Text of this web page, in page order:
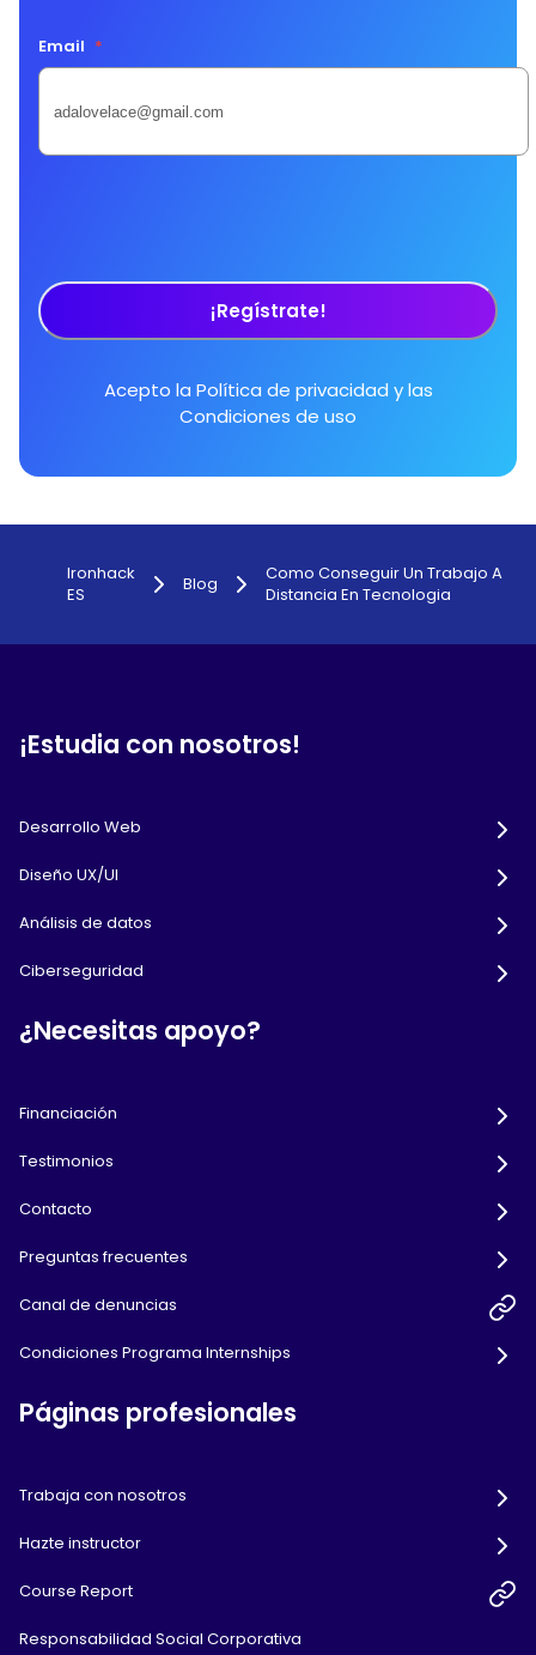
Email *
¡Regístrate!
Acepto la Política de privacidad y las
Condiciones de uso
Ironhack
ES
Blog
Como Conseguir Un Trabajo A
Distancia En Tecnologia
¡Estudia con nosotros!
Desarrollo Web
Diseño UX/UI
Análisis de datos
Ciberseguridad
¿Necesitas apoyo?
Financiación
Testimonios
Contacto
Preguntas frecuentes
Canal de denuncias
Condiciones Programa Internships
Páginas profesionales
Trabaja con nosotros
Hazte instructor
Course Report
Responsabilidad Social Corporativa